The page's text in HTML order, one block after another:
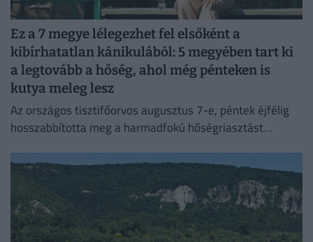
Ez a 7 megye lélegezhet fel elsőként a
kibírhatatlan kánikulából: 5 megyében tart ki
a legtovább a hőség, ahol még pénteken is
kutya meleg lesz
Az országos tisztifőorvos augusztus 7-e, péntek éjfélig
hosszabbította meg a harmadfokú hőségriasztást
fellélegezhetünk.